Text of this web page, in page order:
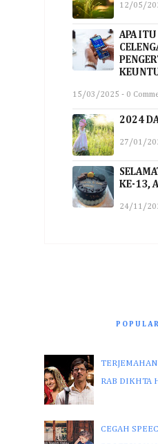
12/05/
APA ITU
15/03/2025 - 0
2024
27/01/
KE-13,
24/11/
RAB DIKHTA
CEGAH